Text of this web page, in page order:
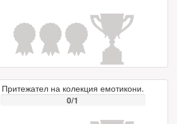
Притежател на колекция емотикони.
0/1